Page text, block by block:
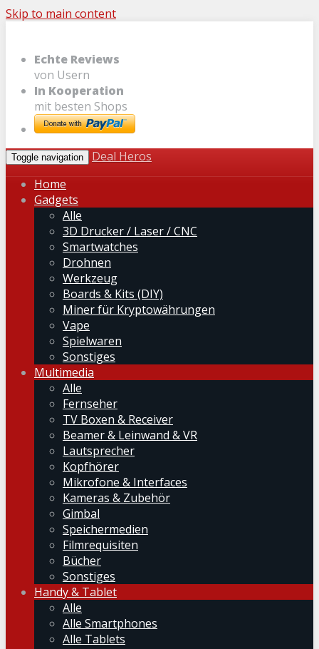
Skip to main content
Echte Reviews
von Usern
In Kooperation
mit besten Shops
Toggle navigation
Deal Heros
Home
Gadgets
Alle
3D Drucker / Laser / CNC
Smartwatches
Drohnen
Werkzeug
Boards & Kits (DIY)
Miner für Kryptowährungen
Vape
Spielwaren
Sonstiges
Multimedia
Alle
Fernseher
TV Boxen & Receiver
Beamer & Leinwand & VR
Lautsprecher
Kopfhörer
Mikrofone & Interfaces
Kameras & Zubehör
Gimbal
Speichermedien
Filmrequisiten
Bücher
Sonstiges
Handy & Tablet
Alle
Alle Smartphones
Alle Tablets